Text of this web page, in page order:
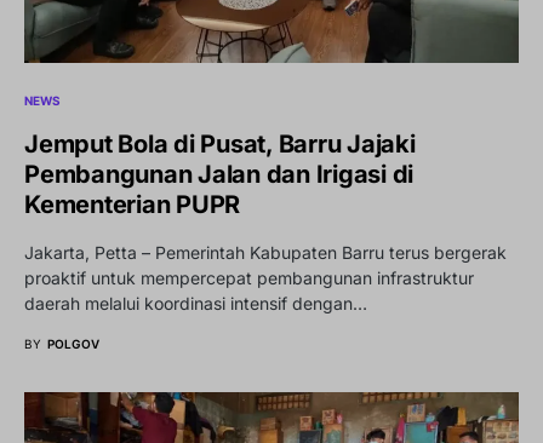
NEWS
Jemput Bola di Pusat, Barru Jajaki
Pembangunan Jalan dan Irigasi di
Kementerian PUPR
Jakarta, Petta – Pemerintah Kabupaten Barru terus bergerak
proaktif untuk mempercepat pembangunan infrastruktur
daerah melalui koordinasi intensif dengan…
BY POLGOV